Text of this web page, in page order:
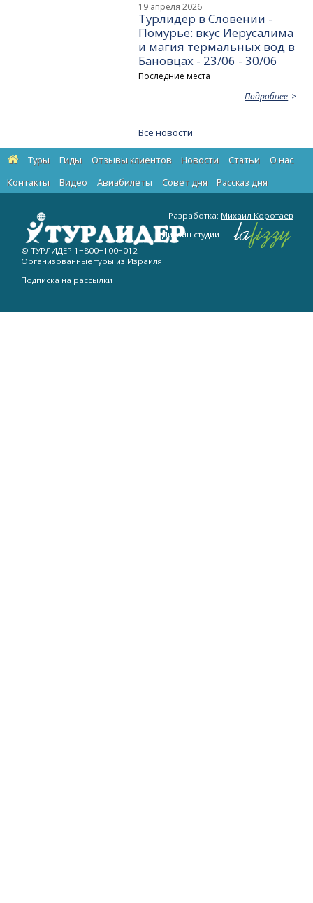
19 апреля 2026
Турлидер в Словении -
Помурье: вкус Иерусалима
и магия термальных вод в
Бановцах - 23/06 - 30/06
Последние места
Подробнее
Все новости
Туры Гиды Отзывы клиентов Новости Статьи
О нас
Контакты
Видео Авиабилеты Cовет дня Рассказ дня
© ТУРЛИДЕР 1−800−100−012
Организованные туры из Израиля
Подписка на рассылки
Разработка: Михаил Коротаев
Дизайн студии